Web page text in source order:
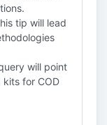
tip will lead
will point
for COD